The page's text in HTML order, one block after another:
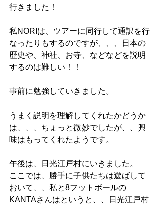
行きました！
私NORIは、ツアーに同行して通訳を行
なったりもするのですが、、、日本の
歴史や、神社、お寺、などなどを説明
するのは難しい！！
事前に勉強していきました。
うまく説明を理解してくれたかどうか
は、、、ちょっと微妙でしたが、、興
味はもってくれたようです。
午後は、日光江戸村にいきました。
ここでは、勝手に子供たちは遊ばして
おいて、、私と8フットボールの
KANTAさんはというと、、日光江戸村